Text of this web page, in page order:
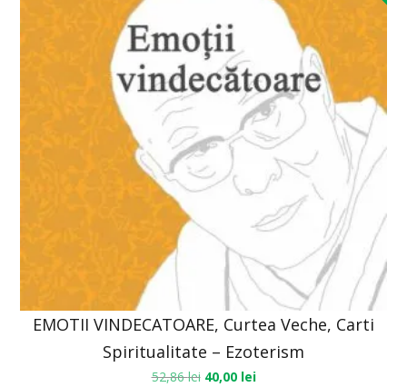
EMOTII VINDECATOARE, Curtea Veche, Carti
Spiritualitate – Ezoterism
52,86lei 40,00 lei